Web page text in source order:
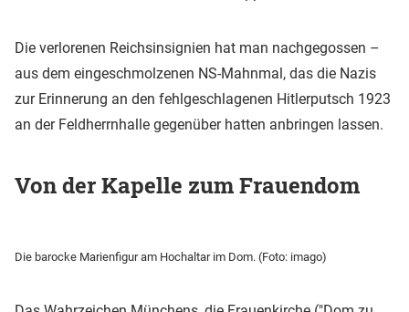
Die verlorenen Reichsinsignien hat man nachgegossen –
aus dem eingeschmolzenen NS-Mahnmal, das die Nazis
zur Erinnerung an den fehlgeschlagenen Hitlerputsch 1923
an der Feldherrnhalle gegenüber hatten anbringen lassen.
Von der Kapelle zum Frauendom
Die barocke Marienfigur am Hochaltar im Dom. (Foto: imago)